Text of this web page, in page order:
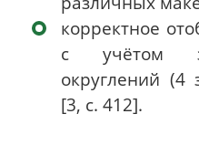
корректное
с учётом
округлений (4
[3, с. 412].